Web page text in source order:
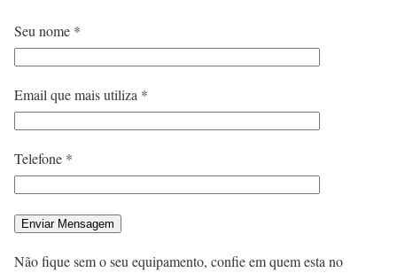
Seu nome *
Email que mais utiliza *
Telefone *
Não fique sem o seu equipamento, confie em quem esta no